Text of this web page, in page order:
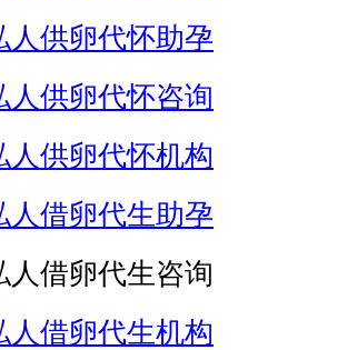
人供卵代怀助孕
人供卵代怀咨询
人供卵代怀机构
人借卵代生助孕
人借卵代生咨询
人借卵代生机构